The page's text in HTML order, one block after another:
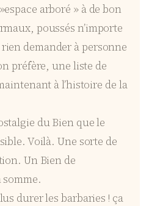
arboré » à de bon
poussés n’importe
demander à personne
préfère, une liste de
à l’histoire de la
du Bien que le
Voilà. Une sorte de
Un Bien de
durer les barbaries ! ça